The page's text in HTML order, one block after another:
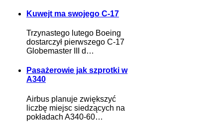
Kuwejt ma swojego C-17
Trzynastego lutego Boeing
dostarczył pierwszego C-17
Globemaster III d…
Pasażerowie jak szprotki w
A340
Airbus planuje zwiększyć
liczbę miejsc siedzących na
pokładach A340-60…